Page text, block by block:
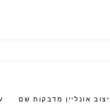
אונליין מדבקות שם